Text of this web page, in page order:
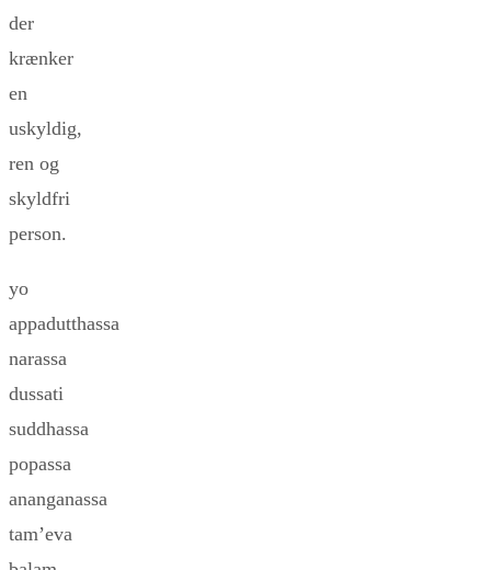
der
krænker
en
uskyldig,
ren og
skyldfri
person.
yo
appadutthassa
narassa
dussati
suddhassa
popassa
ananganassa
tam’eva